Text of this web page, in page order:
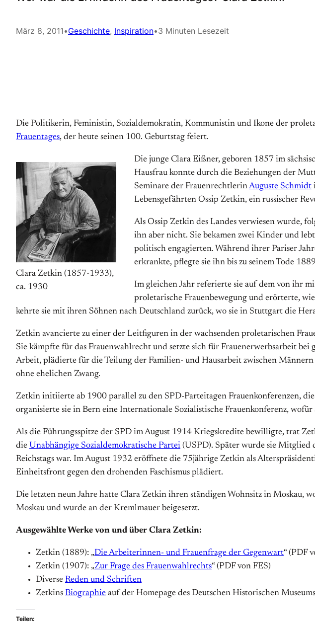
März 8, 2011•Geschichte, Inspiration•3 Minuten Lesezeit
Die Politikerin, Feministin, Sozialdemokratin, Kommunistin und Ikone der
Frauentages, der heute seinen 100. Geburtstag feiert.
Clara Zetkin (1857-1933),
ca. 1930
Die junge Clara Eißner, geboren 1857 im
Hausfrau konnte durch die Beziehungen der
Seminare der FrauenrechtlerinAuguste Schmidt
Lebensgefährten Ossip Zetkin, ein russischer
Als Ossip Zetkin des Landes verwiesen wurde,
ihn aber nicht. Sie bekamen zwei Kinder und
politisch engagierten. Während ihrer Pariser
erkrankte, pflegte sie ihn bis zu seinem Tode
Im gleichen Jahr referierte sie auf dem von ihr
proletarische Frauenbewegung und erörterte,
kehrte sie mit ihren Söhnen nach Deutschland zurück, wo sie in Stuttgart die
Zetkin avancierte zu einer der Leitfiguren in der wachsenden proletarischen
Sie kämpfte für das Frauenwahlrecht und setzte sich für Frauenerwerbsarbeit
Arbeit, plädierte für die Teilung der Familien- und Hausarbeit zwischen
ohne ehelichen Zwang.
Zetkin initiierte ab 1900 parallel zu den SPD-Parteitagen Frauenkonferenzen,
organisierte sie in Bern eine Internationale Sozialistische Frauenkonferenz,
Als die Führungsspitze der SPD im August 1914 Kriegskredite bewilligte, trat
die Unabhängige Sozialdemokratische Partei (USPD). Später wurde sie Mitglied
Reichstags war. Im August 1932 eröffnete die 75jährige Zetkin als
Einheitsfront gegen den drohenden Faschismus plädiert.
Die letzten neun Jahre hatte Clara Zetkin ihren ständigen Wohnsitz in Moskau,
Moskau und wurde an der Kremlmauer beigesetzt.
Ausgewählte Werke von und über Clara Zetkin:
Zetkin (1889): „Die Arbeiterinnen- und Frauenfrage der Gegenwart“ (PDF
Zetkin (1907): „Zur Frage des Frauenwahlrechts“ (PDF von FES)
Diverse Reden und Schriften
Zetkins Biographie auf der Homepage des Deutschen Historischen Museums
Teilen: